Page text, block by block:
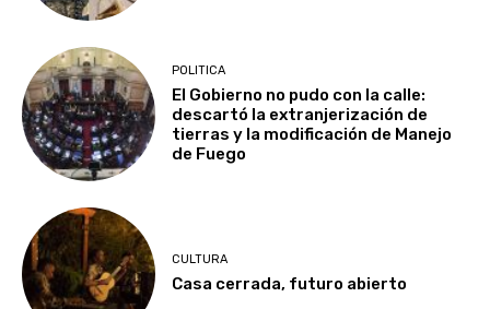
POLITICA
El Gobierno no pudo con la calle:
descartó la extranjerización de
tierras y la modificación de Manejo
de Fuego
CULTURA
Casa cerrada, futuro abierto